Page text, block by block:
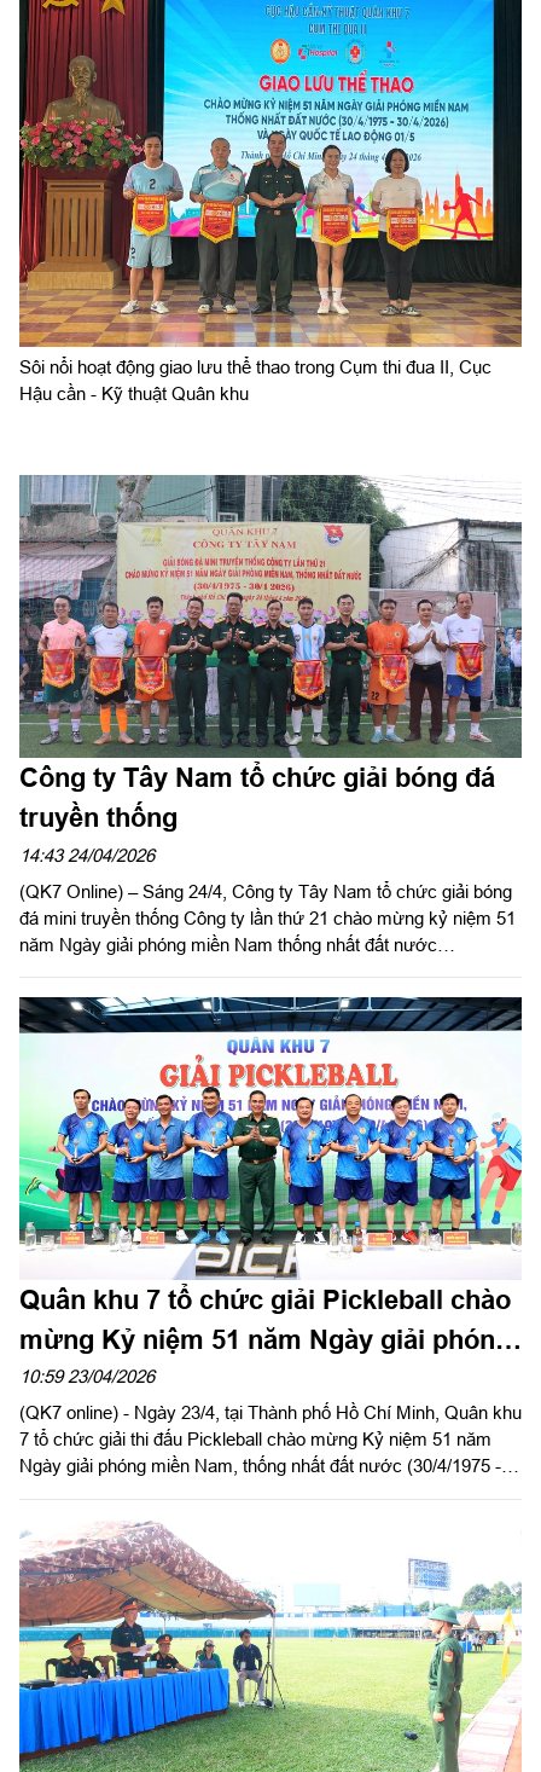
Sôi nổi hoạt động giao lưu thể thao trong Cụm thi đua II, Cục
Hậu cần - Kỹ thuật Quân khu
Công ty Tây Nam tổ chức giải bóng đá
truyền thống
14:43 24/04/2026
(QK7 Online) – Sáng 24/4, Công ty Tây Nam tổ chức giải bóng
đá mini truyền thống Công ty lần thứ 21 chào mừng kỷ niệm 51
năm Ngày giải phóng miền Nam thống nhất đất nước
Quân khu 7 tổ chức giải Pickleball chào
mừng Kỷ niệm 51 năm Ngày giải phóng
miền Nam, thống nhất đất nước
10:59 23/04/2026
(QK7 online) - Ngày 23/4, tại Thành phố Hồ Chí Minh, Quân khu
7 tổ chức giải thi đấu Pickleball chào mừng Kỷ niệm 51 năm
Ngày giải phóng miền Nam, thống nhất đất nước (30/4/1975 -
mưu trưởng Quân khu dự và chủ trì khai mạc giải đấu.